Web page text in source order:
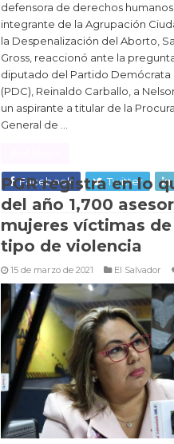
defensora de derechos
integrante de la Agrupación
la Despenalización del Aborto,
Gross, reaccionó ante la
diputado del Partido Demócrata
(PDC), Reinaldo Carballo, a
un aspirante a titular de la
General de …
Facebook Twitter
PGR registra en lo
del año 1,700
mujeres víctimas
tipo de violencia
15 de marzo de 2021 El Salvador